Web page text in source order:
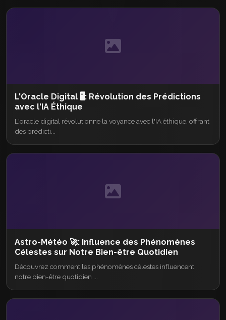
L'Oracle Digital 🖥️: Révolution des Prédictions
avec l'IA Éthique
L'oracle digital révolutionne la voyance avec l'IA éthique, offrant
des prédicti...
Astro-Météo 🚀: Influence des Phénomènes
Célestes sur Notre Bien-être Quotidien
Découvrez comment les phénomènes célestes influencent
notre bien-être quotidien ...